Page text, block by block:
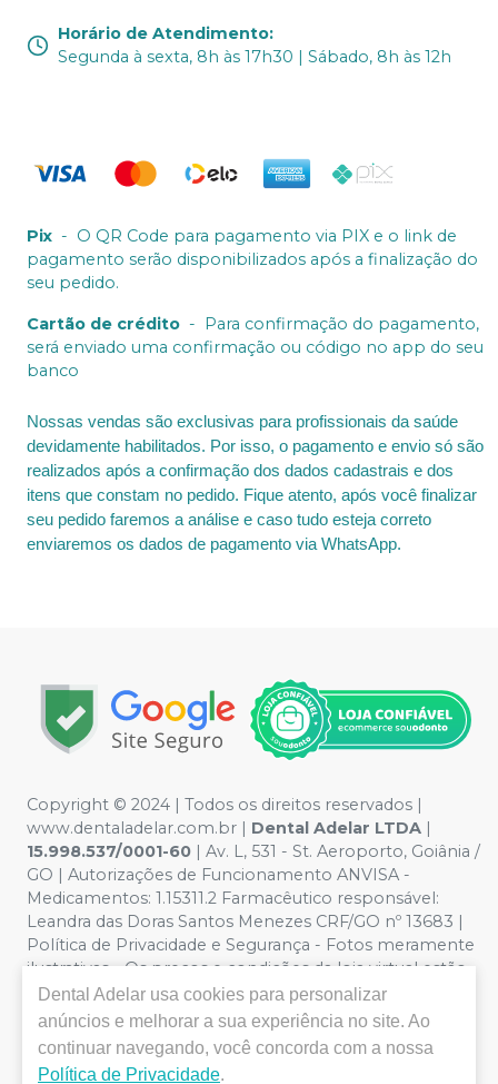
Horário de Atendimento:
Segunda à sexta, 8h às 17h30 | Sábado, 8h às 12h
Pix - O QR Code para pagamento via PIX e o link de
pagamento serão disponibilizados após a finalização do
seu pedido.
Cartão de crédito - Para confirmação do pagamento,
será enviado uma confirmação ou código no app do seu
banco
Nossas vendas são exclusivas para profissionais da saúde
devidamente habilitados. Por isso, o pagamento e envio só são
realizados após a confirmação dos dados cadastrais e dos
itens que constam no pedido. Fique atento, após você finalizar
seu pedido faremos a análise e caso tudo esteja correto
enviaremos os dados de pagamento via WhatsApp.
Copyright © 2024 | Todos os direitos reservados |
www.dentaladelar.com.br | Dental Adelar LTDA |
15.998.537/0001-60 | Av. L, 531 - St. Aeroporto, Goiânia /
GO | Autorizações de Funcionamento ANVISA -
Medicamentos: 1.15311.2 Farmacêutico responsável:
Leandra das Doras Santos Menezes CRF/GO nº 13683 |
Política de Privacidade e Segurança - Fotos meramente
ilustrativas - Os preços e condições da loja virtual estão
sujeitos a alterações. Em caso de divergência de preços
no site, o valor válido é o do Carrinho de Compra. Não
vendemos por atacado, por isso nos reservamos o
direito de não atender compras de grandes volumes
Dental Adelar usa cookies para personalizar
anúncios e melhorar a sua experiência no site. Ao
continuar navegando, você concorda com a nossa
Política de Privacidade.